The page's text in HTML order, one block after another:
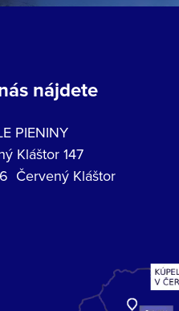
nájdete
PIENINY
Kláštor 147
Červený Kláštor